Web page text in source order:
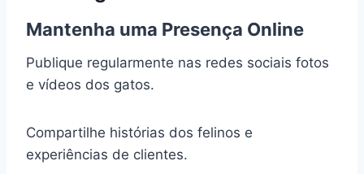
Mantenha uma Presença Online
Publique regularmente nas redes sociais fotos
e vídeos dos gatos.
Compartilhe histórias dos felinos e
experiências de clientes.